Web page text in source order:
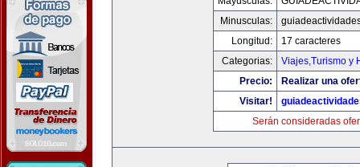
Minusculas:
Longitud:
17 caracteres
Categorias:
Viajes,Turismo y
Precio:
Realizar una
Visitar!
Serán consideradas